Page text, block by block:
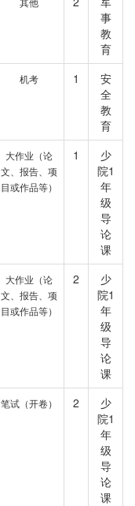
事
教
育
机考 1
安
全
教
育
大作业（论
文、报告、项
目或作品等）
1
少
院1
年
级
导
论
课
大作业（论
文、报告、项
目或作品等）
2
少
院1
年
级
导
论
课
笔试（开卷） 2
少
院1
年
级
导
论
课